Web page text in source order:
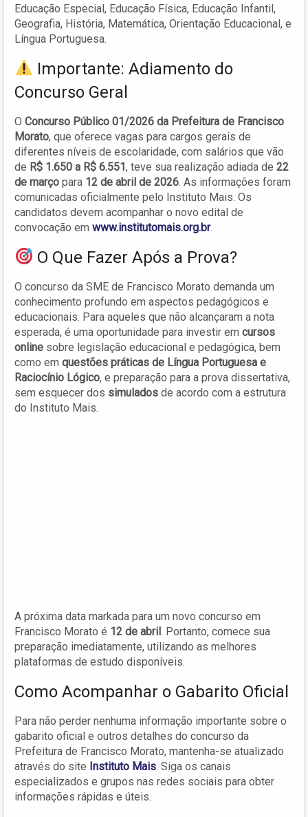
Educação Especial, Educação Física, Educação Infantil,
Geografia, História, Matemática, Orientação Educacional, e
Língua Portuguesa.
Importante: Adiamento do
Concurso Geral
O Concurso Público 01/2026 da Prefeitura de Francisco
Morato, que oferece vagas para cargos gerais de
diferentes níveis de escolaridade, com salários que vão
de R$ 1.650 a R$ 6.551, teve sua realização adiada de 22
de março para 12 de abril de 2026. As informações foram
comunicadas oficialmente pelo Instituto Mais. Os
candidatos devem acompanhar o novo edital de
convocação em www.institutomais.org.br.
O Que Fazer Após a Prova?
O concurso da SME de Francisco Morato demanda um
conhecimento profundo em aspectos pedagógicos e
educacionais. Para aqueles que não alcançaram a nota
esperada, é uma oportunidade para investir em cursos
online sobre legislação educacional e pedagógica, bem
como em questões práticas de Língua Portuguesa e
Raciocínio Lógico, e preparação para a prova dissertativa,
sem esquecer dos simulados de acordo com a estrutura
do Instituto Mais.
A próxima data markada para um novo concurso em
Francisco Morato é 12 de abril. Portanto, comece sua
preparação imediatamente, utilizando as melhores
plataformas de estudo disponíveis.
Como Acompanhar o Gabarito Oficial
Para não perder nenhuma informação importante sobre o
gabarito oficial e outros detalhes do concurso da
Prefeitura de Francisco Morato, mantenha-se atualizado
através do site Instituto Mais. Siga os canais
especializados e grupos nas redes sociais para obter
informações rápidas e úteis.